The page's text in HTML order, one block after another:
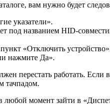
вам нужно будет
указатели».
под названием HID-
«Отключить
нажмите Да».
перестать работать.
тачпадом.
момент зайти в